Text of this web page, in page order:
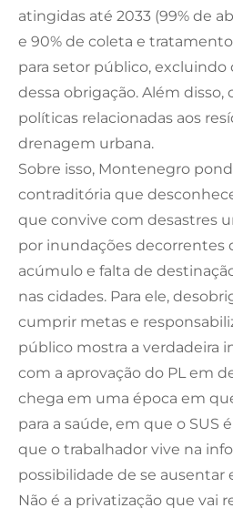
atingidas até 2033 (99% de
e 90% de coleta e
para setor público, excluindo
dessa obrigação. Além disso,
políticas relacionadas aos
drenagem urbana.
Sobre isso, Montenegro
contraditória que
que convive com desastres
por inundações decorrentes
acúmulo e falta de
nas cidades. Para ele,
cumprir metas e
público mostra a verdadeira
com a aprovação do PL em
chega em uma época em
para a saúde, em que o SUS
que o trabalhador vive na
possibilidade de se ausentar
Não é a privatização que vai